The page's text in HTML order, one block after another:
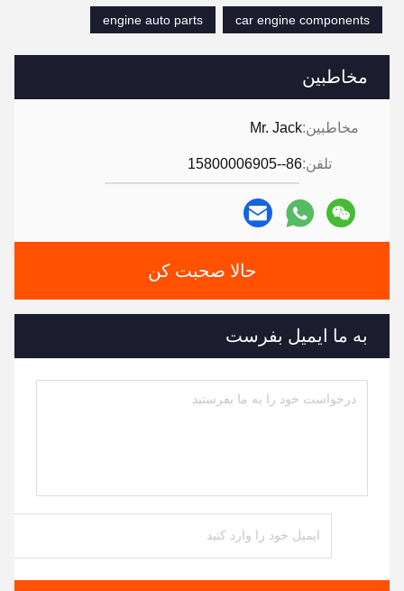
مخاطبین
مخاطبین:Mr. Jack
تلفن:86--15800006905
حالا صحبت کن
به ما ایمیل بفرست
car engine components
engine auto parts